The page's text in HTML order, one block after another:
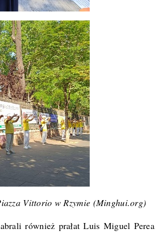
Vittorio w Rzymie (Minghui.org)
również prałat Luis Miguel Perea